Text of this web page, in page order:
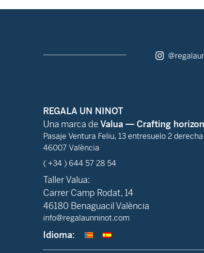
REGALA UN NINOT
Una marca de Valua — Crafting
Pasaje Ventura Feliu, 13 entresuelo 2 derecha
46007 València
( +34 ) 644 57 28 54
Taller Valua:
Carrer Camp Rodat, 14
46180 Benaguacil València
info@regalaunninot.com
Idioma: